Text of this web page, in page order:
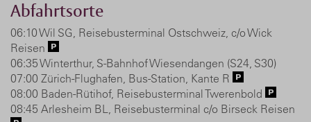
Abfahrtsorte
06:10 Wil SG, Reisebusterminal Ostschweiz, c/o Wick
Reisen
06:35 Winterthur, S-Bahnhof Wiesendangen (S24, S30)
07:00 Zürich-Flughafen, Bus-Station, Kante R
08:00 Baden-Rütihof, Reisebusterminal Twerenbold
08:45 Arlesheim BL, Reisebusterminal c/o Birseck Reisen